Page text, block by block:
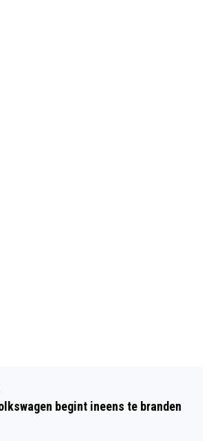
CRASHEN
OP DE VLUCHT VOOR
VERWACHT, ER IS
ONDERWEG
begint ineens te branden